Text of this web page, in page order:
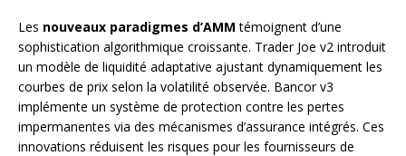
Les nouveaux paradigmes d’AMM témoignent d’une
sophistication algorithmique croissante. Trader Joe v2 introduit
un modèle de liquidité adaptative ajustant dynamiquement les
courbes de prix selon la volatilité observée. Bancor v3
implémente un système de protection contre les pertes
impermanentes via des mécanismes d’assurance intégrés. Ces
innovations réduisent les risques pour les fournisseurs de